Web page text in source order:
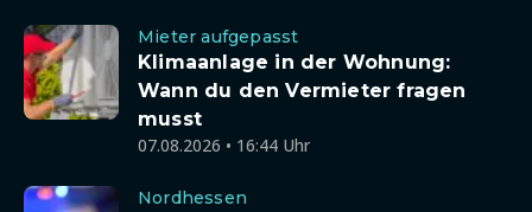
Mieter aufgepasst
Klimaanlage in der Wohnung:
Wann du den Vermieter fragen
musst
07.08.2026 • 16:44 Uhr
Nordhessen